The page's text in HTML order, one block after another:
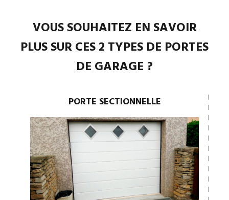
VOUS SOUHAITEZ EN SAVOIR
PLUS SUR CES 2 TYPES DE PORTES
DE GARAGE ?
PORTE SECTIONNELLE